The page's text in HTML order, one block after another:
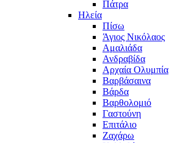
Πάτρα
Ηλεία
Πίσω
Άγιος Νικόλαος
Αμαλιάδα
Ανδραβίδα
Αρχαία Ολυμπία
Βαρβάσαινα
Βάρδα
Βαρθολομιό
Γαστούνη
Επιτάλιο
Ζαχάρω